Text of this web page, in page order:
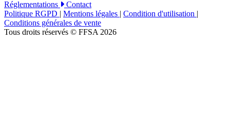
Réglementations
Contact
Politique RGPD | Mentions légales | Condition d'utilisation |
Conditions générales de vente
Tous droits réservés © FFSA 2026